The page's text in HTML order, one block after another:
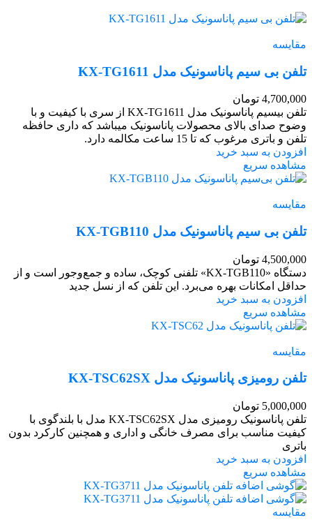
مقایسه
تلفن بی سیم پاناسونیک مدل KX-TG1611
4,700,000 تومان
تلفن بیسیم پاناسونیک مدل KX-TG1611 از سری با کیفیت و با
وضوح صدای بالای محصولات پاناسونیک میباشد که داری حافظه
تلفن و باتری مرغوب که تا 15 ساعت مکالمه دارد.
افزودن به سبد خرید
مشاهده سریع
مقایسه
تلفن بی سیم پاناسونیک مدل KX-TGB110
4,500,000 تومان
دستگاه «KX-TGB110» تلفنی کوچک، ساده و جمع‌و‌جور است و از
حداقل امکانات بهره می‌برد. این تلفن که از نسل جدید
افزودن به سبد خرید
مشاهده سریع
مقایسه
تلفن رومیزی پاناسونیک مدل KX-TSC62SX
5,000,000 تومان
تلفن پاناسونیک رومیزی مدل KX-TSC62SX مدل با بلندگوی با
کیفیت مناسب برای مصرف خانگی و اداری و همچنین کارکرد بدون
باتری
افزودن به سبد خرید
مشاهده سریع
مقایسه